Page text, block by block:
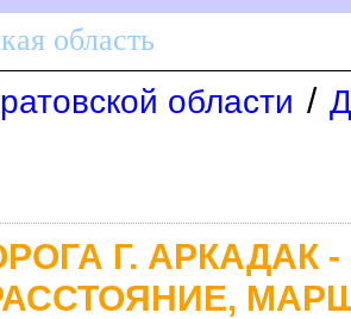
область
области /
Г. АРКАДАК